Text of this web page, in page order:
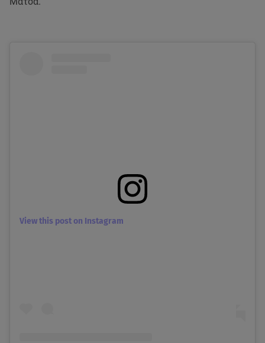
View this post on Instagram